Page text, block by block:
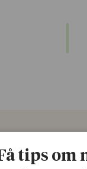
tips om